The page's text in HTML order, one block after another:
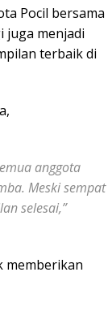
Pocil bersama
juga menjadi
terbaik di
anggota
Meski sempat
selesai,”
memberikan